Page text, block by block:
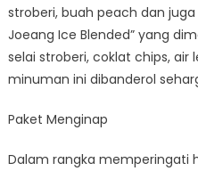
stroberi, buah peach dan juga
Joeang Ice Blended” yang
selai stroberi, coklat chips, air
minuman ini dibanderol
Paket Menginap
Dalam rangka memperingati